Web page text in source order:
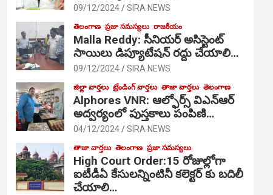
09/12/2024 SIRA NEWS
తెలంగాణ ప్రజా సమస్యలు రాజకీయం
Malla Reddy: సీనియర్ అసిస్టెంట్
సాయిలు డిప్యూటేషన్ రద్దు చేయాలి…
09/12/2024 SIRA NEWS
జిల్లా వార్తలు ట్రేండింగ్ వార్తలు తాజా వార్తలు తెలంగాణ
Alphores VNR: ఆల్ఫోర్స్ విఎన్ఆర్
అద్వర్యంలో పుస్తకాలు పంపిణి…
04/12/2024 SIRA NEWS
తాజా వార్తలు తెలంగాణ ప్రజా సమస్యలు
High Court Order:15 రోజుల్లోగా
ఐటీడీఏ కేసులన్నింటినీ కలెక్టర్ కు బదిలీ
చేయాలి…